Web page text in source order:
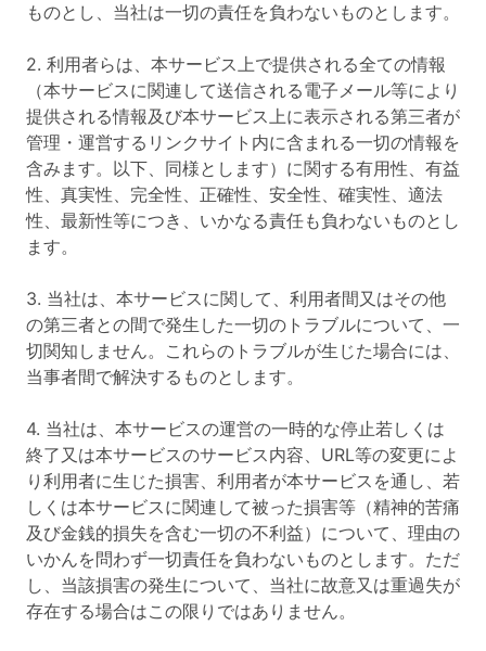
ものとし、当社は一切の責任を負わないものとします。
2. 利用者らは、本サービス上で提供される全ての情報
（本サービスに関連して送信される電子メール等により
提供される情報及び本サービス上に表示される第三者が
管理・運営するリンクサイト内に含まれる一切の情報を
含みます。以下、同様とします）に関する有用性、有益
性、真実性、完全性、正確性、安全性、確実性、適法
性、最新性等につき、いかなる責任も負わないものとし
ます。
3. 当社は、本サービスに関して、利用者間又はその他
の第三者との間で発生した一切のトラブルについて、一
切関知しません。これらのトラブルが生じた場合には、
当事者間で解決するものとします。
4. 当社は、本サービスの運営の一時的な停止若しくは
終了又は本サービスのサービス内容、URL等の変更によ
り利用者に生じた損害、利用者が本サービスを通し、若
しくは本サービスに関連して被った損害等（精神的苦痛
及び金銭的損失を含む一切の不利益）について、理由の
いかんを問わず一切責任を負わないものとします。ただ
し、当該損害の発生について、当社に故意又は重過失が
存在する場合はこの限りではありません。